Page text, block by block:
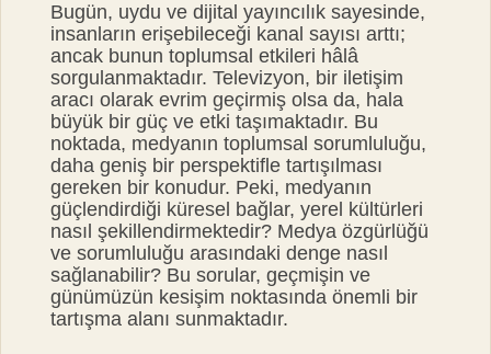
Bugün, uydu ve dijital yayıncılık sayesinde,
insanların erişebileceği kanal sayısı arttı;
ancak bunun toplumsal etkileri hâlâ
sorgulanmaktadır. Televizyon, bir iletişim
aracı olarak evrim geçirmiş olsa da, hala
büyük bir güç ve etki taşımaktadır. Bu
noktada, medyanın toplumsal sorumluluğu,
daha geniş bir perspektifle tartışılması
gereken bir konudur. Peki, medyanın
güçlendirdiği küresel bağlar, yerel kültürleri
nasıl şekillendirmektedir? Medya özgürlüğü
ve sorumluluğu arasındaki denge nasıl
sağlanabilir? Bu sorular, geçmişin ve
günümüzün kesişim noktasında önemli bir
tartışma alanı sunmaktadır.